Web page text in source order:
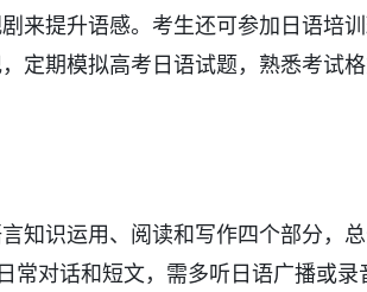
来提升语感。考生还可参加日语培
定期模拟高考日语试题，熟悉考试
知识运用、阅读和写作四个部分，
常对话和短文，需多听日语广播或录